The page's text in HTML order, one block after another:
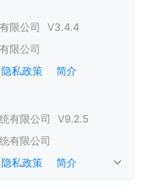
限公司 V3.4.4
限公司
隐私政策 简介
有限公司 V9.2.5
有限公司
隐私政策 简介